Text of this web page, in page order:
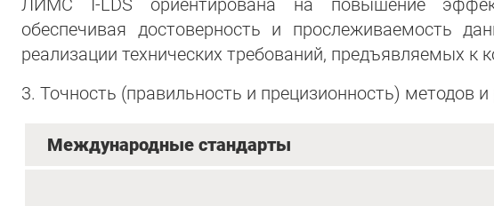
ЛИМС I-LDS ориентирована на повышение
обеспечивая достоверность и прослеживаемость
реализации технических требований, предъявляемых к
3. Точность (правильность и прецизионность) методов
Международные стандарты